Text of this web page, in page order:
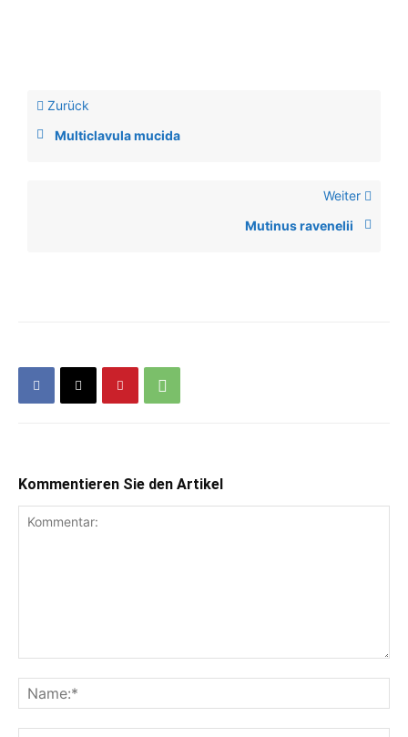
Zurück
Multiclavula mucida
Weiter
Mutinus ravenelii
Kommentieren Sie den Artikel